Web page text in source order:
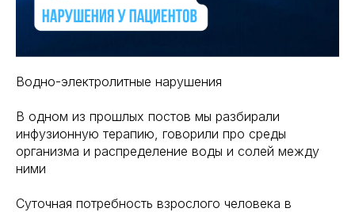
Водно-электролитные нарушения
В одном из прошлых постов мы разбирали
инфузионную терапию, говорили про среды
организма и распределение воды и солей между
ними
Суточная потребность взрослого человека в